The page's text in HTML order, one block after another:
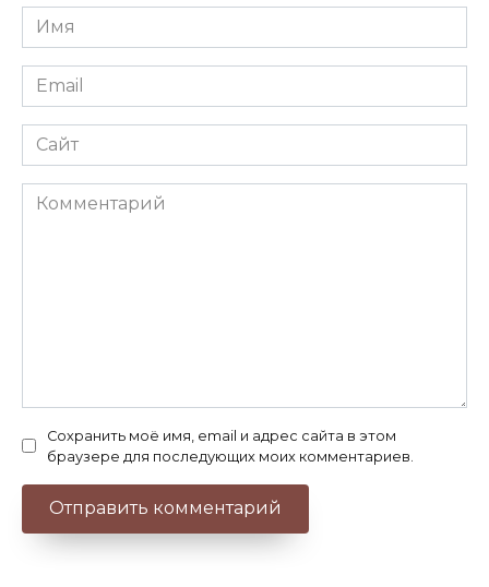
Имя
*
Email
*
Сайт
Комментарий
Сохранить моё имя, email и адрес сайта в этом
браузере для последующих моих комментариев.